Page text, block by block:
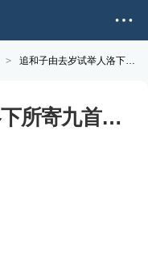
> 追和子由去岁试举人洛下所寄九首暴雨初晴楼原文和赏析
追和子由去岁试举人洛下所寄九首暴雨初晴楼